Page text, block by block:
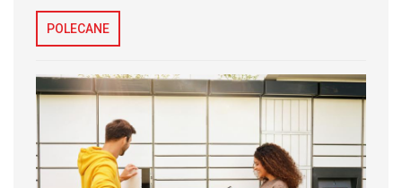
POLECANE